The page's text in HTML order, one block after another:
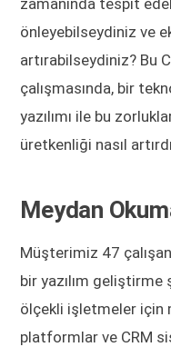
önleyebilseydiniz ve
artırabilseydiniz? Bu
çalışmasında, bir
yazılımı ile bu
üretkenliği nasıl
Meydan
Müşterimiz 47
bir yazılım
ölçekli işletmeler için
platformlar ve CRM